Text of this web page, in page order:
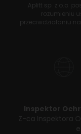
Aplitt sp. z o.o.
rozumieniu
przeciwdziałaniu
Inspektor
Z-ca Inspektora